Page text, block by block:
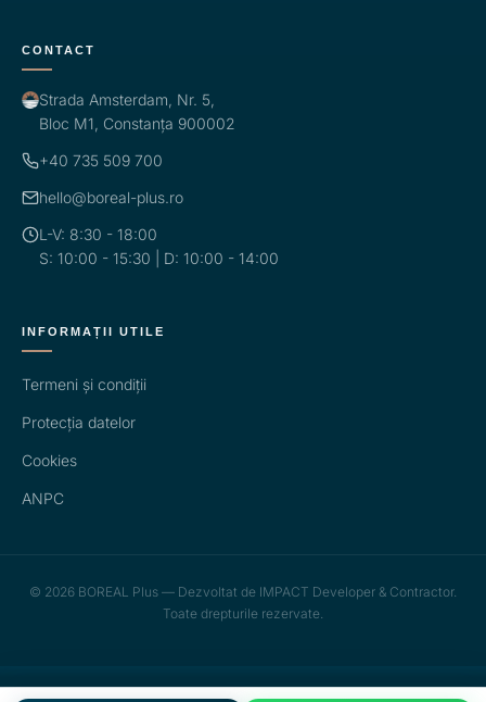
CONTACT
Strada Amsterdam, Nr. 5,
Bloc M1, Constanța 900002
+40 735 509 700
hello@boreal-plus.ro
L-V: 8:30 - 18:00
S: 10:00 - 15:30 | D: 10:00 - 14:00
INFORMAȚII UTILE
Termeni și condiții
Protecția datelor
Cookies
ANPC
© 2026 BOREAL Plus — Dezvoltat de IMPACT Developer & Contractor.
Toate drepturile rezervate.